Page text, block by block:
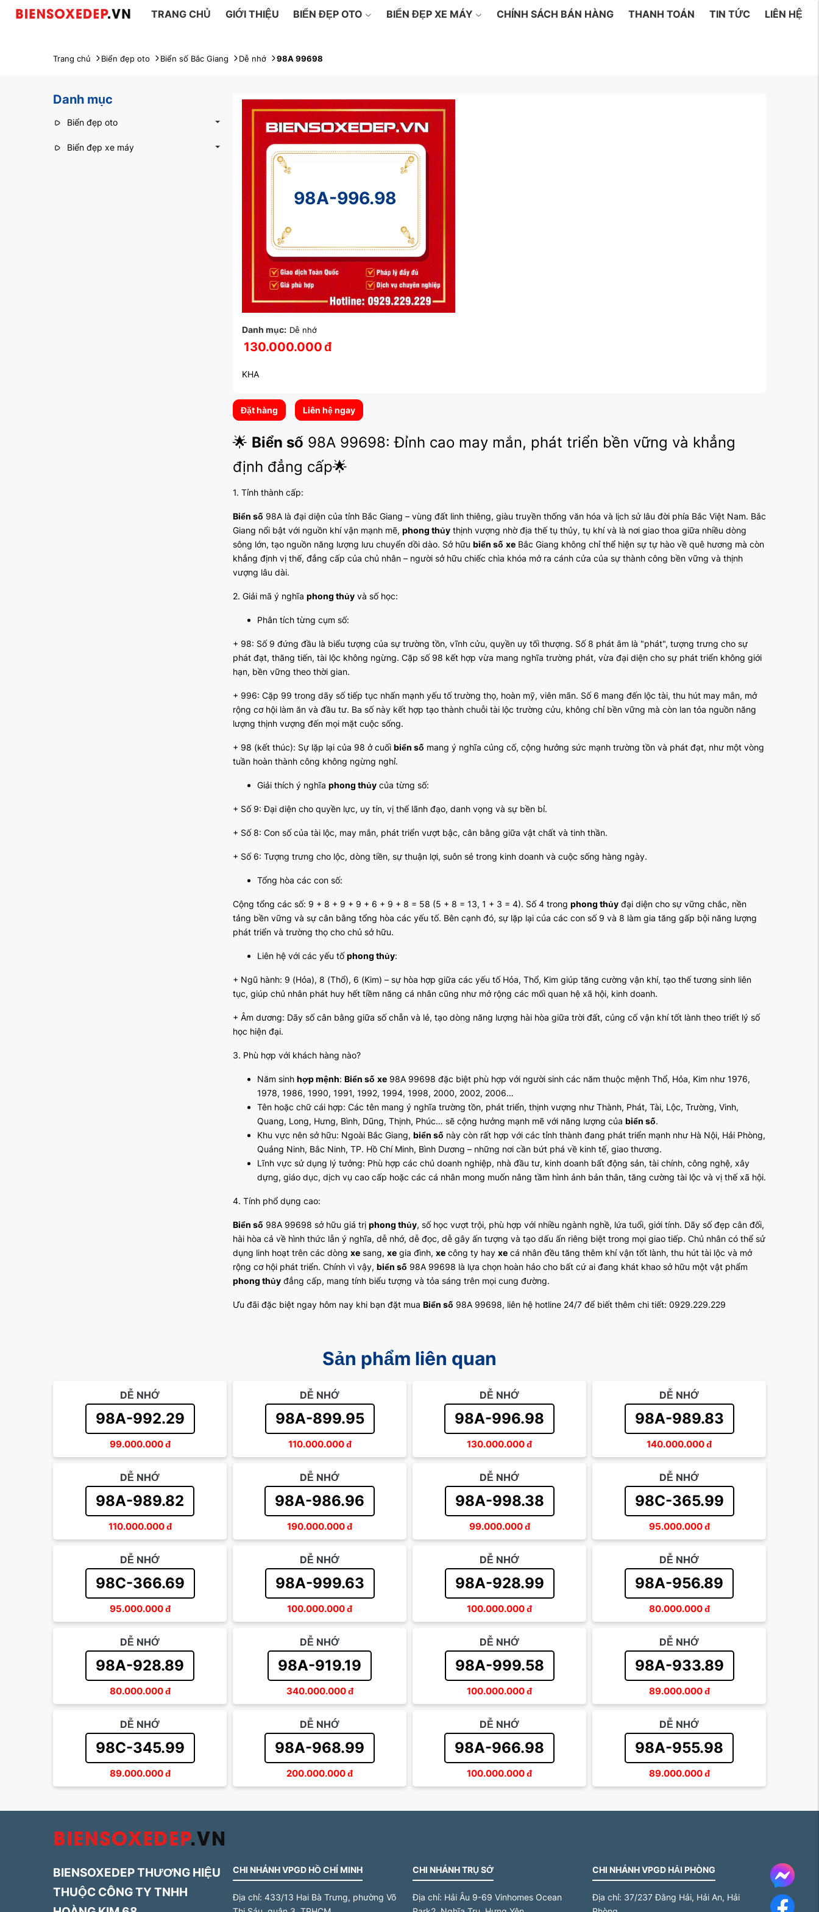
TRANG CHỦ GIỚI THIỆU BIỂN ĐẸP OTO BIỂN ĐẸP XE MÁY CHÍNH SÁCH BÁN HÀNG THANH TOÁN TIN TỨC LIÊN HỆ
Trang chủ Biển đẹp oto Biển số Bắc Giang Dễ nhớ 98A 99698
Danh mục
Biển đẹp oto
Biển đẹp xe máy
98A-996.98
Danh mục: Dễ nhớ
130.000.000đ
KHA
Đặt hàng Liên hệ ngay
🌟 Biển số 98A 99698: Đỉnh cao may mắn, phát triển bền vững và khẳng
định đẳng cấp🌟
1. Tỉnh thành cấp:
Biển số 98A là đại diện của tỉnh Bắc Giang – vùng đất linh thiêng, giàu truyền thống văn hóa và lịch sử lâu đời phía Bắc Việt Nam. Bắc
Giang nổi bật với nguồn khí vận mạnh mẽ, phong thủy thịnh vượng nhờ địa thế tụ thủy, tụ khí và là nơi giao thoa giữa nhiều dòng
sông lớn, tạo nguồn năng lượng lưu chuyển dồi dào. Sở hữu biển số xe Bắc Giang không chỉ thể hiện sự tự hào về quê hương mà còn
khẳng định vị thế, đẳng cấp của chủ nhân – người sở hữu chiếc chìa khóa mở ra cánh cửa của sự thành công bền vững và thịnh
vượng lâu dài.
2. Giải mã ý nghĩa phong thủy và số học:
Phân tích từng cụm số:
+ 98: Số 9 đứng đầu là biểu tượng của sự trường tồn, vĩnh cửu, quyền uy tối thượng. Số 8 phát âm là "phát", tượng trưng cho sự
phát đạt, thăng tiến, tài lộc không ngừng. Cặp số 98 kết hợp vừa mang nghĩa trường phát, vừa đại diện cho sự phát triển không giới
hạn, bền vững theo thời gian.
+ 996: Cặp 99 trong dãy số tiếp tục nhấn mạnh yếu tố trường thọ, hoàn mỹ, viên mãn. Số 6 mang đến lộc tài, thu hút may mắn, mở
rộng cơ hội làm ăn và đầu tư. Ba số này kết hợp tạo thành chuỗi tài lộc trường cửu, không chỉ bền vững mà còn lan tỏa nguồn năng
lượng thịnh vượng đến mọi mặt cuộc sống.
+ 98 (kết thúc): Sự lặp lại của 98 ở cuối biển số mang ý nghĩa củng cố, cộng hưởng sức mạnh trường tồn và phát đạt, như một vòng
tuần hoàn thành công không ngừng nghỉ.
Giải thích ý nghĩa phong thủy của từng số:
+ Số 9: Đại diện cho quyền lực, uy tín, vị thế lãnh đạo, danh vọng và sự bền bỉ.
+ Số 8: Con số của tài lộc, may mắn, phát triển vượt bậc, cân bằng giữa vật chất và tinh thần.
+ Số 6: Tượng trưng cho lộc, dòng tiền, sự thuận lợi, suôn sẻ trong kinh doanh và cuộc sống hàng ngày.
Tổng hòa các con số:
Cộng tổng các số: 9 + 8 + 9 + 9 + 6 + 9 + 8 = 58 (5 + 8 = 13, 1 + 3 = 4). Số 4 trong phong thủy đại diện cho sự vững chắc, nền
tảng bền vững và sự cân bằng tổng hòa các yếu tố. Bên cạnh đó, sự lặp lại của các con số 9 và 8 làm gia tăng gấp bội năng lượng
phát triển và trường thọ cho chủ sở hữu.
Liên hệ với các yếu tốphong thủy:
+ Ngũ hành: 9 (Hỏa), 8 (Thổ), 6 (Kim) – sự hòa hợp giữa các yếu tố Hỏa, Thổ, Kim giúp tăng cường vận khí, tạo thế tương sinh liên
tục, giúp chủ nhân phát huy hết tiềm năng cá nhân cũng như mở rộng các mối quan hệ xã hội, kinh doanh.
+ Âm dương: Dãy số cân bằng giữa số chẵn và lẻ, tạo dòng năng lượng hài hòa giữa trời đất, củng cố vận khí tốt lành theo triết lý số
học hiện đại.
3. Phù hợp với khách hàng nào?
Năm sinh hợp mệnh: Biển số xe 98A 99698 đặc biệt phù hợp với người sinh các năm thuộc mệnh Thổ, Hỏa, Kim như 1976,
1978, 1986, 1990, 1991, 1992, 1994, 1998, 2000, 2002, 2006…
Tên hoặc chữ cái hợp: Các tên mang ý nghĩa trường tồn, phát triển, thịnh vượng như Thành, Phát, Tài, Lộc, Trường, Vinh,
Quang, Long, Hưng, Bình, Dũng, Thịnh, Phúc… sẽ cộng hưởng mạnh mẽ với năng lượng của biển số.
Khu vực nên sở hữu: Ngoài Bắc Giang, biển số này còn rất hợp với các tỉnh thành đang phát triển mạnh như Hà Nội, Hải Phòng,
Quảng Ninh, Bắc Ninh, TP. Hồ Chí Minh, Bình Dương – những nơi cần bứt phá về kinh tế, giao thương.
Lĩnh vực sử dụng lý tưởng: Phù hợp các chủ doanh nghiệp, nhà đầu tư, kinh doanh bất động sản, tài chính, công nghệ, xây
dựng, giáo dục, dịch vụ cao cấp hoặc các cá nhân mong muốn nâng tầm hình ảnh bản thân, tăng cường tài lộc và vị thế xã hội.
4. Tính phổ dụng cao:
Biển số 98A 99698 sở hữu giá trị phong thủy, số học vượt trội, phù hợp với nhiều ngành nghề, lứa tuổi, giới tính. Dãy số đẹp cân đối,
hài hòa cả về hình thức lẫn ý nghĩa, dễ nhớ, dễ đọc, dễ gây ấn tượng và tạo dấu ấn riêng biệt trong mọi giao tiếp. Chủ nhân có thể sử
dụng linh hoạt trên các dòng xe sang, xe gia đình, xe công ty hay xe cá nhân đều tăng thêm khí vận tốt lành, thu hút tài lộc và mở
rộng cơ hội phát triển. Chính vì vậy, biển số 98A 99698 là lựa chọn hoàn hảo cho bất cứ ai đang khát khao sở hữu một vật phẩm
phong thủy đẳng cấp, mang tính biểu tượng và tỏa sáng trên mọi cung đường.
Ưu đãi đặc biệt ngay hôm nay khi bạn đặt mua Biển số 98A 99698, liên hệ hotline 24/7 để biết thêm chi tiết: 0929.229.229
Sản phẩm liên quan
DỄ NHỚ
98A-992.29
99.000.000đ
DỄ NHỚ
98A-899.95
110.000.000đ
DỄ NHỚ
98A-996.98
130.000.000đ
DỄ NHỚ
98A-989.83
140.000.000đ
DỄ NHỚ
98A-989.82
110.000.000đ
DỄ NHỚ
98A-986.96
190.000.000đ
DỄ NHỚ
98A-998.38
99.000.000đ
DỄ NHỚ
98C-365.99
95.000.000đ
DỄ NHỚ
98C-366.69
95.000.000đ
DỄ NHỚ
98A-999.63
100.000.000đ
DỄ NHỚ
98A-928.99
100.000.000đ
DỄ NHỚ
98A-956.89
80.000.000đ
DỄ NHỚ
98A-928.89
80.000.000đ
DỄ NHỚ
98A-919.19
340.000.000đ
DỄ NHỚ
98A-999.58
100.000.000đ
DỄ NHỚ
98A-933.89
89.000.000đ
DỄ NHỚ
98C-345.99
89.000.000đ
DỄ NHỚ
98A-968.99
200.000.000đ
DỄ NHỚ
98A-966.98
100.000.000đ
DỄ NHỚ
98A-955.98
89.000.000đ
BIENSOXEDEP THƯƠNG HIỆU
THUỘC CÔNG TY TNHH
CHI NHÁNH VPGD HỒ CHÍ MINH
Địa chỉ: 433/13 Hai Bà Trưng, phường Võ
CHI NHÁNH TRỤ SỞ
Địa chỉ: Hải Âu 9-69 Vinhomes Ocean
CHI NHÁNH VPGD HẢI PHÒNG
Địa chỉ: 37/237 Đằng Hải, Hải An, Hải